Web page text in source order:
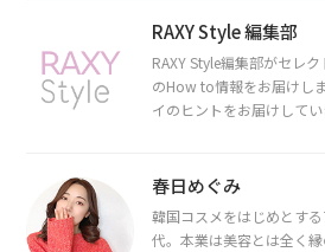
RAXY Style 編集部
RAXY Style編集部がセレ
のHow to情報をお届けし
イのヒントをお届けして
春日めぐみ
韓国コスメをはじめとす
代。本業は美容とは全く